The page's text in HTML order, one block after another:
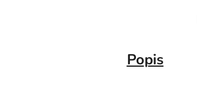
Popis